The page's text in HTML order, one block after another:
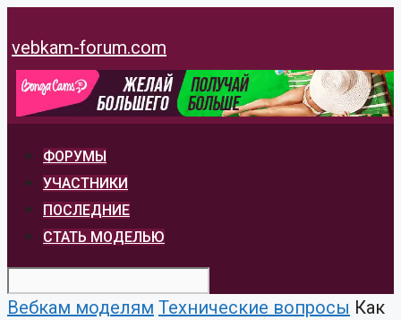
к
содержимому
vebkam-forum.com
ФОРУМЫ
УЧАСТНИКИ
ПОСЛЕДНИЕ
СТАТЬ МОДЕЛЬЮ
Вебкам моделям Технические вопросы Как